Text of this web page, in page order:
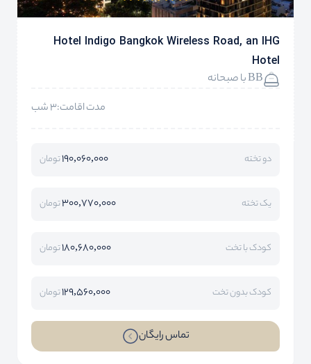
Hotel Indigo Bangkok Wireless Road, an IHG
Hotel
BB با صبحانه
مدت اقامت:3 شب
دو تخته 190,060,000تومان
یک تخته 300,770,000تومان
کودک با تخت 180,680,000تومان
کودک بدون تخت 129,560,000تومان
تماس رایگان